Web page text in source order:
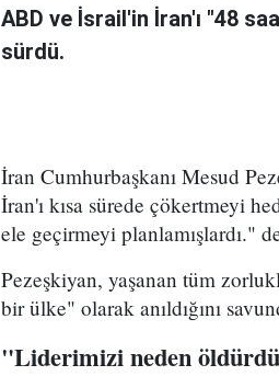
ABD ve İsrail'in İran'ı "48
sürdü.
İran Cumhurbaşkanı Mesud
İran'ı kısa sürede çökertmeyi
ele geçirmeyi planlamışlardı."
Pezeşkiyan, yaşanan tüm
bir ülke" olarak anıldığını
"Liderimizi neden